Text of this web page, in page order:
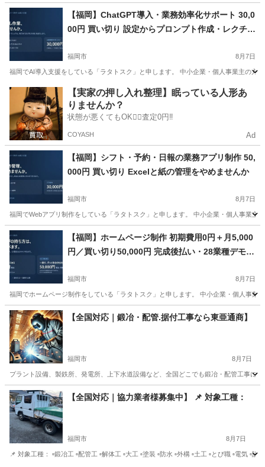
福岡 福岡市 その他
【福岡】ChatGPT導入・業務効率化サポート 30,0
00円 買い切り 設定からプロンプト作成・レクチャ
福岡市 8月7日
福岡でAI導入支援をしている「ラタトスク」と申します。 中小企業・個人事業主の
福岡 福岡市 その他
【実家の押し入れ整理】眠っている人形あ
りませんか？
状態が悪くてもOK🙆‍♀️査定0円‼️
COYASH Ad
【福岡】シフト・予約・日報の業務アプリ制作 50,
000円 買い切り Excelと紙の管理をやめませんか
福岡市 8月7日
福岡でWebアプリ制作をしている「ラタトスク」と申します。 中小企業・個人事業
福岡 福岡市 その他
【福岡】ホームページ制作 初期費用0円＋月5,000
円／買い切り50,000円 完成後払い・28業種デモ公
福岡市 8月7日
福岡でホームページ制作をしている「ラタトスク」と申します。 中小企業・個人事
福岡 福岡市 その他 ホームページ制作
【全国対応｜鍛冶・配管.据付工事なら東亜通商】
福岡市 8月7日
プラント設備、製鉄所、発電所、上下水道設備など、全国どこでも鍛冶・配管工事に
福岡 福岡市 その他 無料
【全国対応｜協力業者様募集中】 📌 対象工種：
福岡市 8月7日
📌 対象工種： ▫️鍛冶工 ▫️配管工 ▫️解体工 ▫️大工 ▫️塗装 ▫️防水 ▫️外構 ▫️土工 ▫️とび職 ▫️電